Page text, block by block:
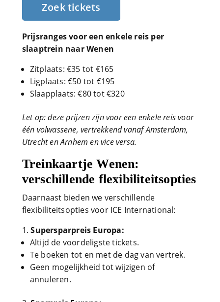
Zoek tickets
Prijsranges voor een enkele reis per
slaaptrein naar Wenen
Zitplaats: €35 tot €165
Ligplaats: €50 tot €195
Slaapplaats: €80 tot €320
Let op: deze prijzen zijn voor een enkele reis voor
één volwassene, vertrekkend vanaf Amsterdam,
Utrecht en Arnhem en vice versa.
Treinkaartje Wenen:
verschillende flexibiliteitsopties
Daarnaast bieden we verschillende
flexibiliteitsopties voor ICE International:
Supersparpreis Europa:
Altijd de voordeligste tickets.
Te boeken tot en met de dag van vertrek.
Geen mogelijkheid tot wijzigen of
annuleren.